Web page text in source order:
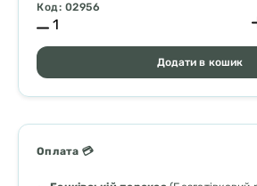
Код: 02956
Додати в кошик
Оплата 💳